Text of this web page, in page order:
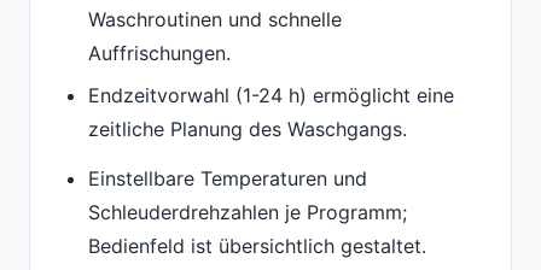
Waschroutinen und schnelle
Auffrischungen.
Endzeitvorwahl (1-24 h) ermöglicht eine
zeitliche Planung des Waschgangs.
Einstellbare Temperaturen und
Schleuderdrehzahlen je Programm;
Bedienfeld ist übersichtlich gestaltet.